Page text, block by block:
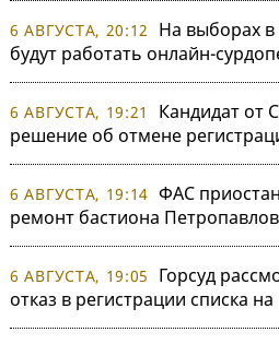
6 АВГУСТА, 20:12
На выборах
будут работать онлайн-
6 АВГУСТА, 19:21
Кандидат от
решение об отмене
6 АВГУСТА, 19:14 ФАС
ремонт бастиона
6 АВГУСТА, 19:05
Горсуд
отказ в регистрации списка